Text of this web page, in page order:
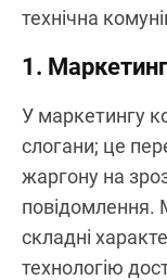
технічна
1. Маркетинг
У маркетингу
слогани; це
жаргону на
повідомлення.
складні
технологію